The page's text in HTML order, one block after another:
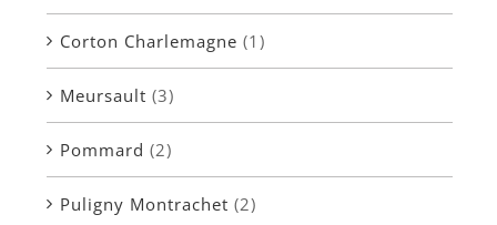
Corton Charlemagne (1)
Meursault (3)
Pommard (2)
Puligny Montrachet (2)